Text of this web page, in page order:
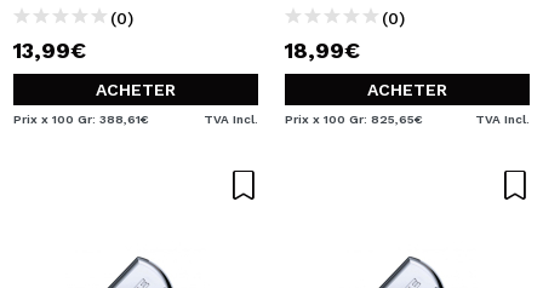
(0)
13,99€
ACHETER
Prix x 100 Gr: 388,61€ TVA Incl.
(0)
18,99€
ACHETER
Prix x 100 Gr: 825,65€ TVA Incl.